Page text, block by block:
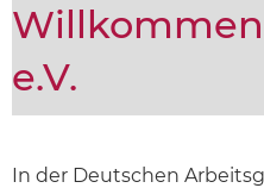
e.V.
In der Deutschen